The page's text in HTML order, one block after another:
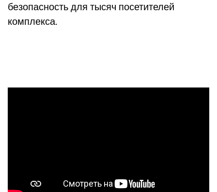
безопасность для тысяч посетителей
комплекса.